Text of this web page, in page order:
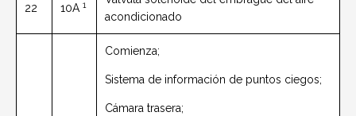
22 10A 1
acondicionado
Comienza;
Sistema de información de puntos ciegos;
Cámara trasera;